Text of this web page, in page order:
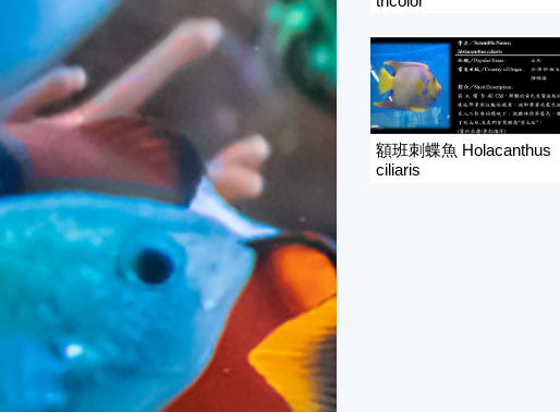
額班刺蝶魚 Holacanthus
ciliaris